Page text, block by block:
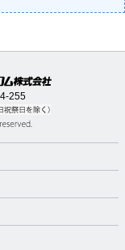
255